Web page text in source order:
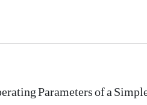
Parameters of a